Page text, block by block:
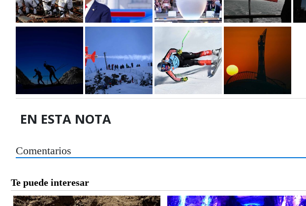
EN ESTA NOTA
Comentarios